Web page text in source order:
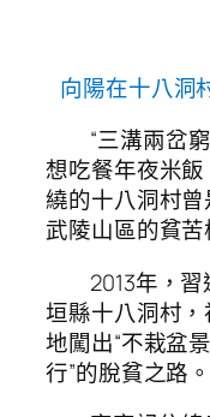
向陽在十八洞
“三溝兩岔
想吃餐年夜米
繞的十八洞村
武陵山區的貧苦
2013年，
垣縣十八洞村，
地闖出“不栽盆
行”的脫貧之路